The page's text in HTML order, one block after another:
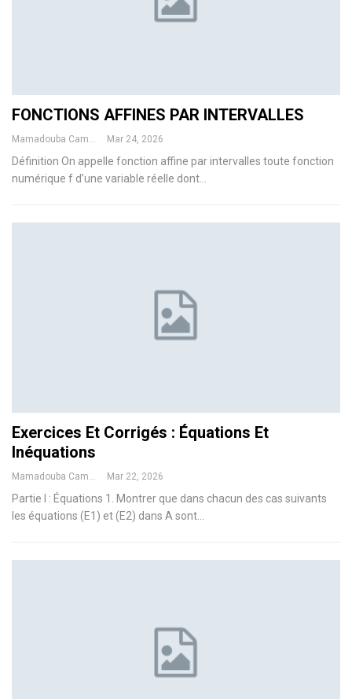
FONCTIONS AFFINES PAR INTERVALLES
Mar 24, 2026
Définition On appelle fonction affine par intervalles toute fonction
numérique f d’une variable réelle dont
Exercices Et Corrigés : Équations Et
Inéquations
Mamadouba Camara Mar 22, 2026
Partie I : Équations 1. Montrer que dans chacun des cas suivants
les équations (E1) et (E2) dans A sont